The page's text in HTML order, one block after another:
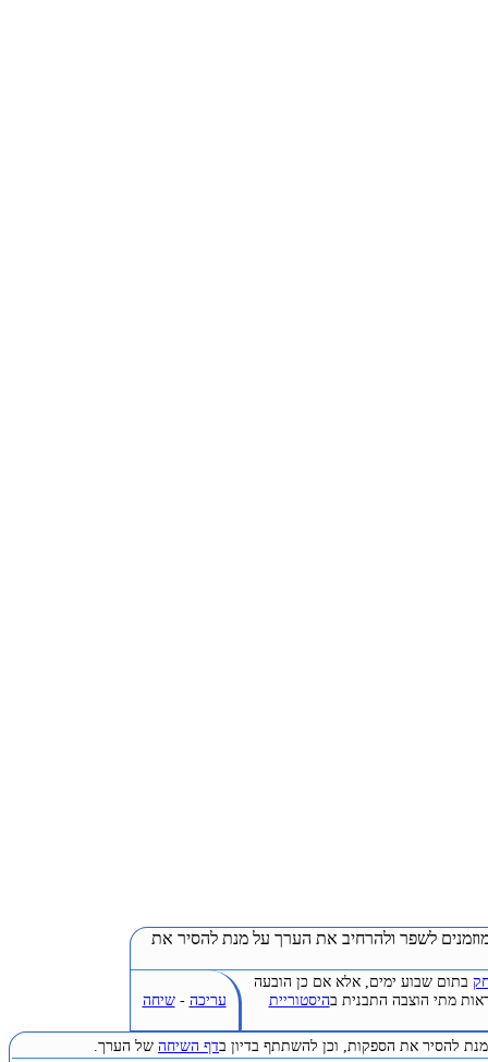
לשפר ולהרחיב את הערך על מנת להסיר את
בתום שבוע ימים, אלא אם כן הובעה
מתי הוצבה התבנית בהיסטוריית עריכה -שיחה
להסיר את הספקות, וכן להשתתף בדיון בדף השיחה של הערך.